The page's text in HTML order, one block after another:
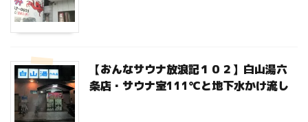
【おんなサウナ放浪記１０２】白山湯六
条店・サウナ室111℃と地下水かけ流し